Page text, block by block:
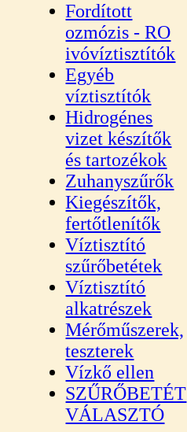
Fordított
ozmózis - RO
ivóvíztisztítók
Egyéb
víztisztítók
Hidrogénes
vizet készítők
és tartozékok
Zuhanyszűrők
Kiegészítők,
fertőtlenítők
Víztisztító
szűrőbetétek
Víztisztító
alkatrészek
Mérőműszerek,
teszterek
Vízkő ellen
SZŰRŐBETÉT
VÁLASZTÓ